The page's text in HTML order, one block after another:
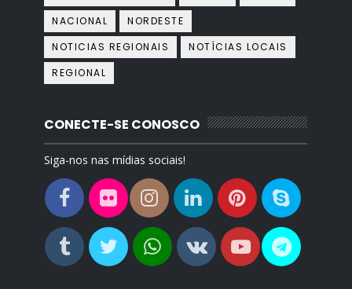
NACIONAL
NORDESTE
NOTICIAS REGIONAIS
NOTÍCIAS LOCAIS
REGIONAL
CONECTE-SE CONOSCO
Siga-nos nas mídias sociais!